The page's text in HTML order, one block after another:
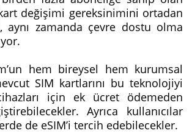
kart değişimi gereksinimini ortadan
aynı zamanda çevre dostu olma
hem bireysel hem kurumsal
SIM kartlarını bu teknolojiyi
için ek ücret ödemeden
Ayrıca kullanıcılar
de eSIM’i tercih edebilecekler.